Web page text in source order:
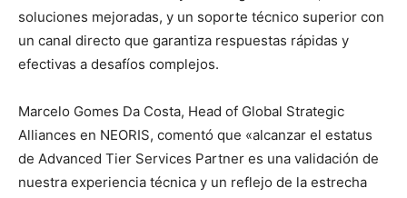
soluciones mejoradas, y un soporte técnico superior con
un canal directo que garantiza respuestas rápidas y
efectivas a desafíos complejos.
Marcelo Gomes Da Costa, Head of Global Strategic
Alliances en NEORIS, comentó que «alcanzar el estatus
de Advanced Tier Services Partner es una validación de
nuestra experiencia técnica y un reflejo de la estrecha